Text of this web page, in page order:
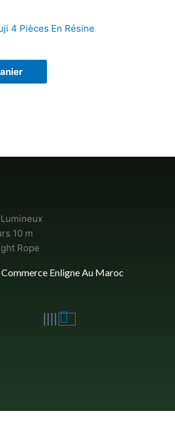
4 Pièces En Résine
Enligne Au Maroc